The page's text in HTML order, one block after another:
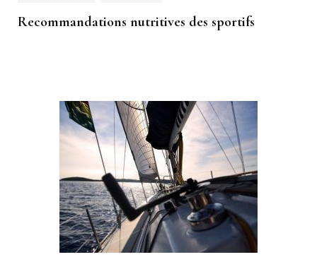
Recommandations nutritives des sportifs